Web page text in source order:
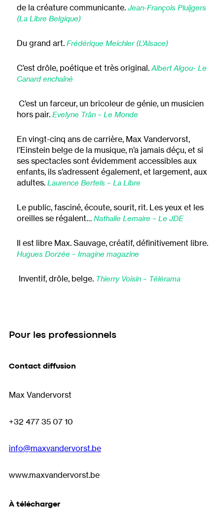
de la créature communicante. Jean-François Pluijgers
(La Libre Belgique)
Du grand art. Frédérique Meichler (L’Alsace)
C’est drôle, poétique et très original. Albert Algou- Le
Canard enchaîné
C’est un farceur, un bricoleur de génie, un musicien
hors pair. Evelyne Trân – Le Monde
En vingt-cinq ans de carrière, Max Vandervorst,
l’Einstein belge de la musique, n’a jamais déçu, et si
ses spectacles sont évidemment accessibles aux
enfants, ils s’adressent également, et largement, aux
adultes. Laurence Bertels – La Libre
Le public, fasciné, écoute, sourit, rit. Les yeux et les
oreilles se régalent… Nathalie Lemaire – Le JDE
Il est libre Max. Sauvage, créatif, définitivement libre.
Hugues Dorzée – Imagine magazine
Inventif, drôle, belge. Thierry Voisin – Télérama
Pour les professionnels
Contact diffusion
Max Vandervorst
+32 477 35 07 10
info@maxvandervorst.be
www.maxvandervorst.be
À télécharger